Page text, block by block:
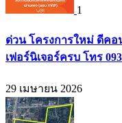
1
ด่วน โครงการใหม่ ดีคอ
เฟอร์นิเจอร์ครบ โทร
29 เมษายน 2026